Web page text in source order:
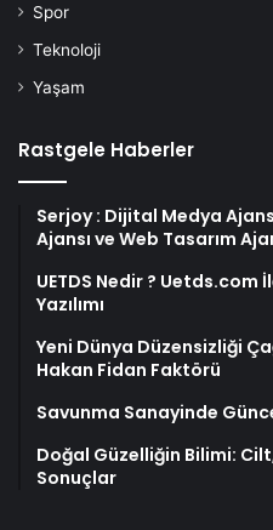
Spor
Teknoloji
Yaşam
Rastgele Haberler
Serjoy : Dijital Medya
Ajansı ve Web Tasarım
UETDS Nedir ? Uetds.com
Yazılımı
Yeni Dünya Düzensizliği
Hakan Fidan Faktörü
Savunma Sanayinde
Doğal Güzelliğin Bilimi:
Sonuçlar